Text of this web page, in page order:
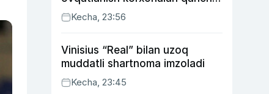
soliq toʻlagani ochiqlandi
Kecha, 23:56
Vinisius “Real” bilan uzoq
muddatli shartnoma imzoladi
Kecha, 23:45